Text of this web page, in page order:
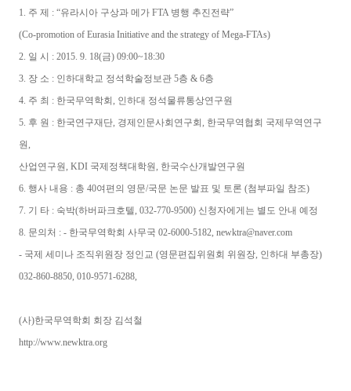
1. 주 제 : “유라시아 구상과 메가 FTA 병행 추진전략”
(Co-promotion of Eurasia Initiative and the strategy of Mega-FTAs)
2. 일 시 : 2015. 9. 18(금) 09:00~18:30
3. 장 소 : 인하대학교 정석학술정보관 5층 & 6층
4. 주 최 : 한국무역학회, 인하대 정석물류통상연구원
5. 후 원 : 한국연구재단, 경제인문사회연구회, 한국무역협회 국제무역연구
원,
산업연구원, KDI 국제정책대학원, 한국수산개발연구원
6. 행사 내용 : 총 40여편의 영문/국문 논문 발표 및 토론 (첨부파일 참조)
7. 기 타 : 숙박(하버파크호텔, 032-770-9500) 신청자에게는 별도 안내 예정
8. 문의처 : - 한국무역학회 사무국 02-6000-5182, newktra@naver.com
- 국제 세미나 조직위원장 정인교 (영문편집위원회 위원장, 인하대 부총장)
032-860-8850, 010-9571-6288,
(사)한국무역학회 회장 김석철
http://www.newktra.org